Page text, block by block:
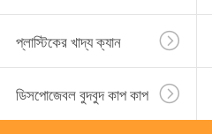
প্লাস্টিকের খাদ্য ক্যান
ডিসপোজেবল বুদবুদ কাপ কাপ